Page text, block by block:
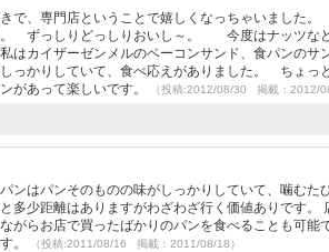
で、専門店ということで嬉しくなっちゃいました
。 ずっしりどっしりおいし～。 今度はナッツな
カイザーゼンメルのベーコンサンド、食パンのサ
っかりしていて、食べ応えがありました。 ちょっ
があって楽しいです。
（投稿:2012/08/30 掲載：2012/
ンはパンそのものの味がしっかりしていて、噛むた
多少距離はありますがわざわざ行く価値ありです。
がらお店で買ったばかりのパンを食べることも可能
。
（投稿:2011/08/16 掲載：2011/08/18）